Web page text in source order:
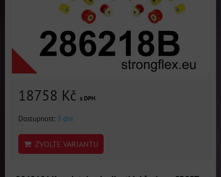
18758 Kč s DPH
Dostupnost: 3 dni
ZVOLTE VARIANTU